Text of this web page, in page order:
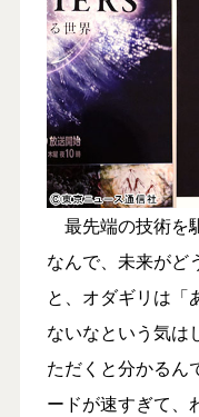
最先端の技術を
なんで、未来がど
と、オダギリは「
ないなという気は
ただくと分かるん
ードが速すぎて、